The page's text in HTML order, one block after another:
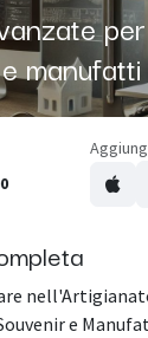
manufatti
e